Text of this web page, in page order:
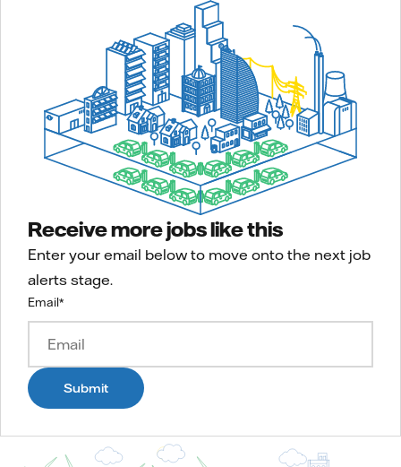
Receive more jobs like this
Enter your email below to move onto the next job
alerts stage.
Email*
Submit